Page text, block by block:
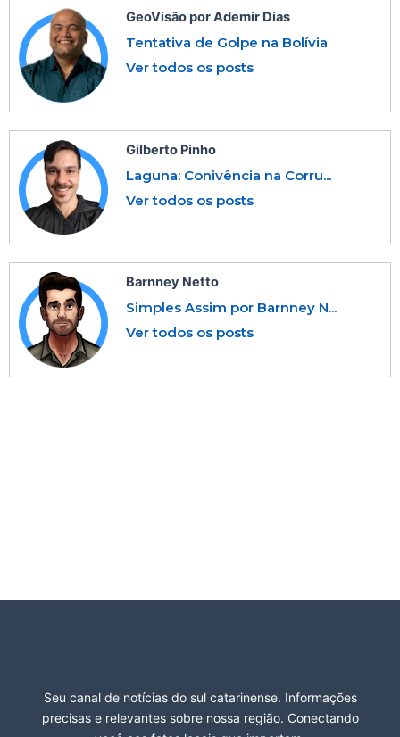
GeoVisão por Ademir Dias
Tentativa de Golpe na Bolívia
Ver todos os posts
Gilberto Pinho
Laguna: Conivência na Corru...
Ver todos os posts
Barnney Netto
Simples Assim por Barnney N...
Ver todos os posts
Seu canal de notícias do sul catarinense. Informações
precisas e relevantes sobre nossa região. Conectando